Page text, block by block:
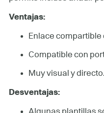
Ventajas:
Enlace compartible
Compatible con
Muy visual y directo.
Desventajas: